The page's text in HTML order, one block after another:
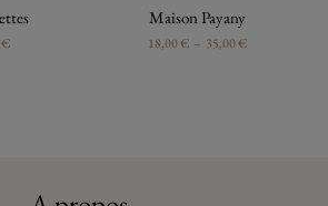
€
Maison Payany
18,00€ – 35,00€